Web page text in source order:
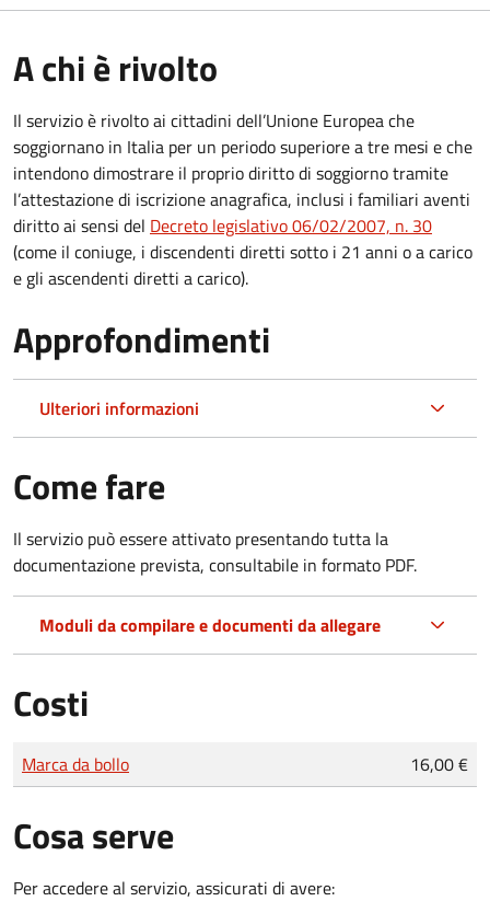
A chi è rivolto
Il servizio è rivolto ai cittadini dell’Unione Europea che
soggiornano in Italia per un periodo superiore a tre mesi e che
intendono dimostrare il proprio diritto di soggiorno tramite
l’attestazione di iscrizione anagrafica, inclusi i familiari aventi
diritto ai sensi del Decreto legislativo 06/02/2007, n. 30
(come il coniuge, i discendenti diretti sotto i 21 anni o a carico
e gli ascendenti diretti a carico).
Approfondimenti
Ulteriori informazioni
Come fare
Il servizio può essere attivato presentando tutta la
documentazione prevista, consultabile in formato PDF.
Moduli da compilare e documenti da allegare
Costi
Tipo di pagamento
Importo
Marca da bollo 16,00 €
Cosa serve
Per accedere al servizio, assicurati di avere: